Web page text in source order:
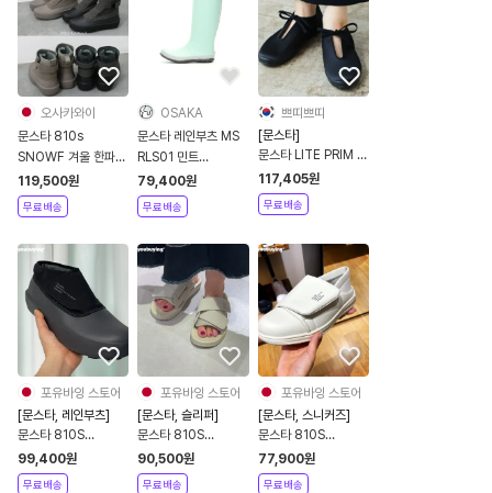
오사카와이
문스타 810s
SNOWF 겨울 한파
스노우 방수 방한 부츠
남녀공용 2컬러
MOONSTAR
119,500원
무료배송
OSAKA
문스타 레인부츠 MS
RLS01 민트
11410167
79,400원
무료배송
쁘띠쁘띠
[문스타]
문스타 LITE PRIM M
새틴 리본 슈즈 2컬러
블랙 리프 26SS
117,405원
무료배송
포유바잉 스토어
[문스타, 레인부츠]
문스타 810S
ET028 프로텟 레인
부츠 2색상
99,400원
무료배송
포유바잉 스토어
[문스타, 슬리퍼]
문스타 810S
ALLPEMODI 슬리퍼
3색상
90,500원
무료배송
포유바잉 스토어
[문스타, 스니커즈]
문스타 810S
ET003 호스프 운동
화 4가지
77,900원
무료배송